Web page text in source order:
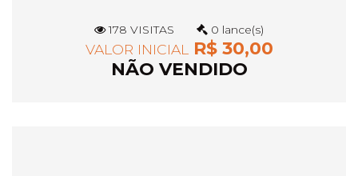
178 VISITAS 0 lance(s)
VALOR INICIAL R$ 30,00
NÃO VENDIDO